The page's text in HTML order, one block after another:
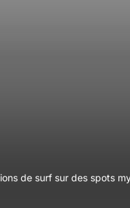
de surf sur des spots